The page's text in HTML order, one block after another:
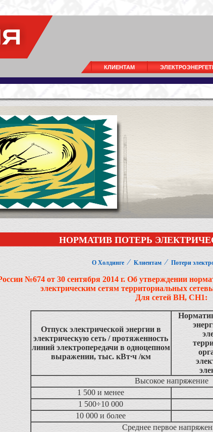
КЛИЕНТАМ
НОРМАТИВ ПОТЕРЬ
О Холдинге ⁄ Клиентам ⁄ Потери
№674 от 30 сентября 2014 г. Об утверждении
электрическим сетям территориальных
Для сетей ВН, СН1:
Отпуск электрической энергии в
электрическую сеть / протяженность
линий электропередачи в одноцепном
выражении, тыс. кВт∙ч /км
Высокое напряжение
1 500 и менее
1 500÷10 000
10 000 и более
Среднее первое